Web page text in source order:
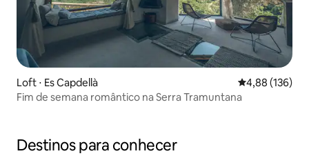
Loft ⋅ Es Capdellà 4,88 de uma
4,88 (136)
Fim de semana romântico na Serra Tramuntana
Destinos para conhecer